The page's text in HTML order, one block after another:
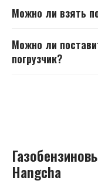
Можно ли взять
Можно ли
погрузчик?
Hangcha